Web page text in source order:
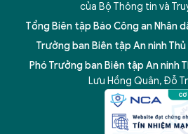
của Bộ Thông tin và
Tổng Biên tập Báo Công an Nhân
Trưởng ban Biên tập An ninh Thủ
Phó Trưởng ban Biên tập An ninh
Lưu Hồng Quân, Đỗ
5 điểm nghẽn của Hà Nội giải